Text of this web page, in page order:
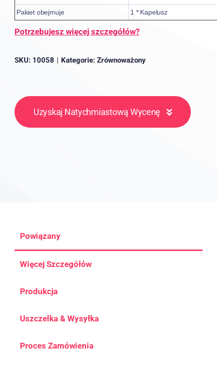
Pakiet obejmuje
1 * Kapelusz
Potrzebujesz więcej szczegółów?
SKU: 10058 | Kategorie: Zrównoważony
Uzyskaj Natychmiastową Wycenę
Powiązany
Więcej Szczegółów
Produkcja
Uszczelka & Wysyłka
Proces Zamówienia